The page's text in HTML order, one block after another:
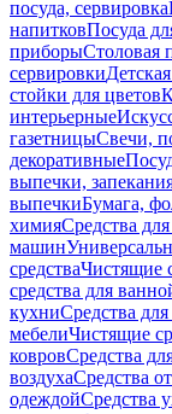
посуда, сервировка
напитковПосуда
приборыСтоловая
сервировки
стойки для цветов
интерьерные
газетницыСвечи,
декоративные
выпечки,
выпечкиБумага,
химияСредства
машин
средстваЧистящие
средства для
кухниСредства
мебелиЧистящие
ковровСредства
воздухаСредства
одеждойСредства